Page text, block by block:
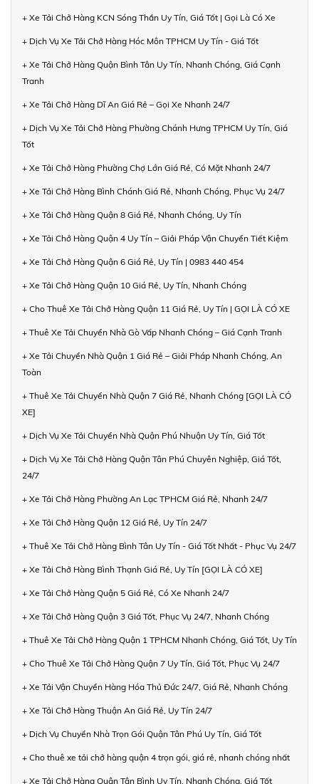
+ Xe Tải Chở Hàng KCN Sóng Thần Uy Tín, Giá Tốt | Gọi Là Có Xe
+ Dịch Vụ Xe Tải Chở Hàng Hóc Môn TPHCM Uy Tín - Giá Tốt
+ Xe Tải Chở Hàng Quận Bình Tân Uy Tín, Nhanh Chóng, Giá Cạnh
Tranh
+ Xe Tải Chở Hàng Dĩ An Giá Rẻ – Gọi Xe Nhanh 24/7
+ Dịch Vụ Xe Tải Chở Hàng Phường Chánh Hưng TPHCM Uy Tín, Giá
Tốt
+ Xe Tải Chở Hàng Phường Chợ Lớn Giá Rẻ, Có Mặt Nhanh 24/7
+ Xe Tải Chở Hàng Bình Chánh Giá Rẻ, Nhanh Chóng, Phục Vụ 24/7
+ Xe Tải Chở Hàng Quận 8 Giá Rẻ, Nhanh Chóng, Uy Tín
+ Xe Tải Chở Hàng Quận 4 Uy Tín – Giải Pháp Vận Chuyển Tiết Kiệm
+ Xe Tải Chở Hàng Quận 6 Giá Rẻ, Uy Tín | 0983 440 454
+ Xe Tải Chở Hàng Quận 10 Giá Rẻ, Uy Tín, Nhanh Chóng
+ Cho Thuê Xe Tải Chở Hàng Quận 11 Giá Rẻ, Uy Tín | GỌI LÀ CÓ XE
+ Thuê Xe Tải Chuyển Nhà Gò Vấp Nhanh Chóng – Giá Cạnh Tranh
+ Xe Tải Chuyển Nhà Quận 1 Giá Rẻ – Giải Pháp Nhanh Chóng, An
Toàn
+ Thuê Xe Tải Chuyển Nhà Quận 7 Giá Rẻ, Nhanh Chóng [GỌI LÀ CÓ
XE]
+ Dịch Vụ Xe Tải Chuyển Nhà Quận Phú Nhuận Uy Tín, Giá Tốt
+ Dịch Vụ Xe Tải Chở Hàng Quận Tân Phú Chuyên Nghiệp, Giá Tốt,
24/7
+ Xe Tải Chở Hàng Phường An Lạc TPHCM Giá Rẻ, Nhanh 24/7
+ Xe Tải Chở Hàng Quận 12 Giá Rẻ, Uy Tín 24/7
+ Thuê Xe Tải Chở Hàng Bình Tân Uy Tín - Giá Tốt Nhất - Phục Vụ 24/7
+ Xe Tải Chở Hàng Bình Thạnh Giá Rẻ, Uy Tín [GỌI LÀ CÓ XE]
+ Xe Tải Chở Hàng Quận 5 Giá Rẻ, Có Xe Nhanh 24/7
+ Xe Tải Chở Hàng Quận 3 Giá Tốt, Phục Vụ 24/7, Nhanh Chóng
+ Thuê Xe Tải Chở Hàng Quận 1 TPHCM Nhanh Chóng, Giá Tốt, Uy Tín
+ Cho Thuê Xe Tải Chở Hàng Quận 7 Uy Tín, Giá Tốt, Phục Vụ 24/7
+ Xe Tải Vận Chuyển Hàng Hóa Thủ Đức 24/7, Giá Rẻ, Nhanh Chóng
+ Xe Tải Chở Hàng Thuận An Giá Rẻ, Uy Tín 24/7
+ Dịch Vụ Chuyển Nhà Trọn Gói Quận Tân Phú Uy Tín, Giá Tốt
+ Cho thuê xe tải chở hàng quận 4 trọn gói, giá rẻ, nhanh chóng nhất
+ Xe Tải Chở Hàng Quận Tân Bình Uy Tín, Nhanh Chóng, Giá Tốt